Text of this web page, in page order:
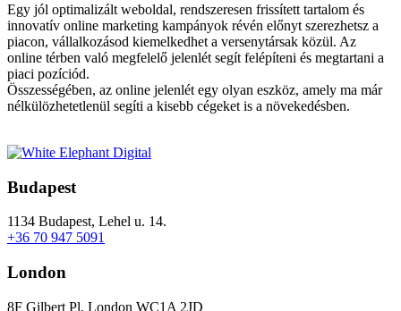
Egy jól optimalizált weboldal, rendszeresen frissített tartalom és
innovatív online marketing kampányok révén előnyt szerezhetsz a
piacon, vállalkozásod kiemelkedhet a versenytársak közül. Az
online térben való megfelelő jelenlét segít felépíteni és megtartani a
piaci pozíciód.
Összességében, az online jelenlét egy olyan eszköz, amely ma már
nélkülözhetetlenül segíti a kisebb cégeket is a növekedésben.
Budapest
1134 Budapest, Lehel u. 14.
+36 70 947 5091
London
8F Gilbert Pl, London WC1A 2JD